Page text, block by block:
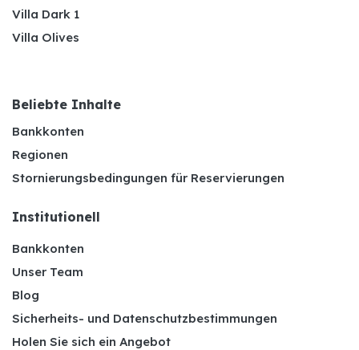
Villa Dark 1
Villa Olives
Beliebte Inhalte
Bankkonten
Regionen
Stornierungsbedingungen für Reservierungen
Institutionell
Bankkonten
Unser Team
Blog
Sicherheits- und Datenschutzbestimmungen
Holen Sie sich ein Angebot